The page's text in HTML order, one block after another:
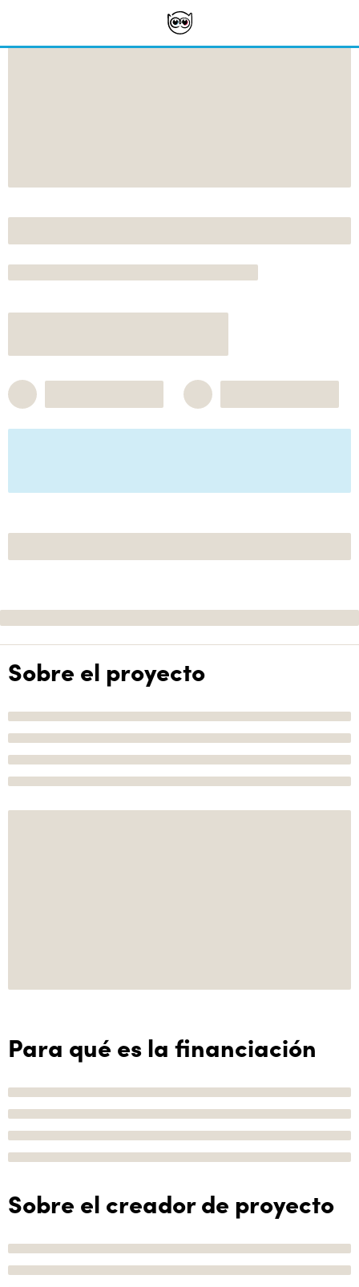
Sobre el proyecto
Para qué es la financiación
Sobre el creador de proyecto